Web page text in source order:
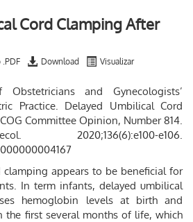
Cord Clamping After
Download Visualizar
and Gynecologists’
Practice. Delayed Umbilical Cord
Committee Opinion, Number 814.
2020;136(6):e100-e106.
clamping appears to be beneficial for
In term infants, delayed umbilical
hemoglobin levels at birth and
the first several months of life, which